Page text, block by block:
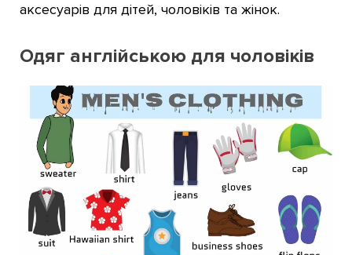
аксесуарів для дітей, чоловіків та жінок.
Одяг англійською для чоловіків